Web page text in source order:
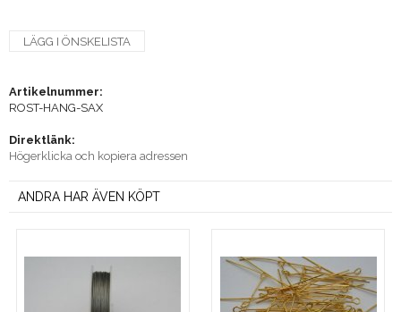
LÄGG I ÖNSKELISTA
Artikelnummer:
ROST-HANG-SAX
Direktlänk:
Högerklicka och kopiera adressen
ANDRA HAR ÄVEN KÖPT